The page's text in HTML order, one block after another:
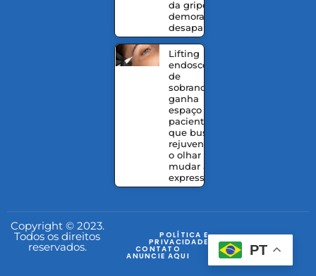
da gripe
demoram a
desaparecer
Lifting
endoscópico
de
sobrancelhas
ganha
espaço entre
pacientes
que buscam
rejuvenescer
o olhar sem
mudar a
expressão
Copyright © 2023.
Todos os direitos
reservados.
POLÍTICA E
PRIVACIDADE
CONTATO
ANUNCIE AQUI PT